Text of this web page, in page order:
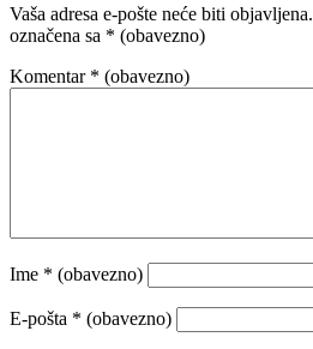
Vaša adresa e-pošte neće biti objavljena.
označena sa * (obavezno)
Komentar * (obavezno)
Ime * (obavezno)
E-pošta * (obavezno)